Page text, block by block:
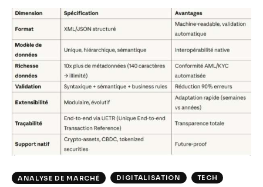
ANALYSE DE MARCHÉ DIGITALISATION TECH